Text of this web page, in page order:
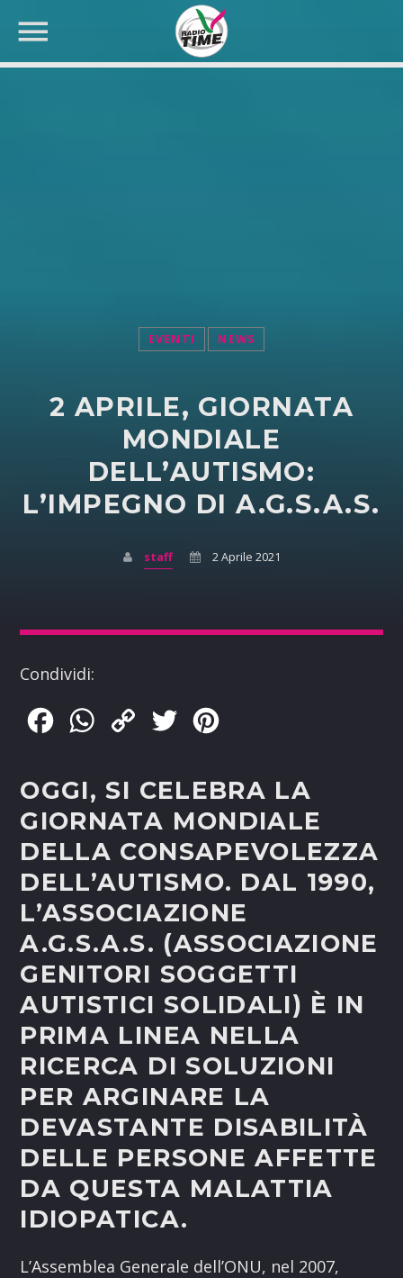
EVENTI NEWS
2 APRILE, GIORNATA
MONDIALE
DELL’AUTISMO:
L’IMPEGNO DI A.G.S.A.S.
staff 2 Aprile 2021
Condividi:
FacebookWhatsApp
Copy
Twitter
OGGI, SI CELEBRA LA
GIORNATA MONDIALE
DELLA CONSAPEVOLEZZA
DELL’AUTISMO. DAL 1990,
L’ASSOCIAZIONE
A.G.S.A.S. (ASSOCIAZIONE
GENITORI SOGGETTI
AUTISTICI SOLIDALI) È IN
PRIMA LINEA NELLA
RICERCA DI SOLUZIONI
PER ARGINARE LA
DEVASTANTE DISABILITÀ
DELLE PERSONE AFFETTE
DA QUESTA MALATTIA
IDIOPATICA.
L’Assemblea Generale dell’ONU, nel 2007,